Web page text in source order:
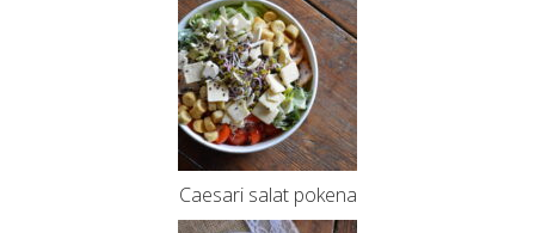
Caesari salat pokena